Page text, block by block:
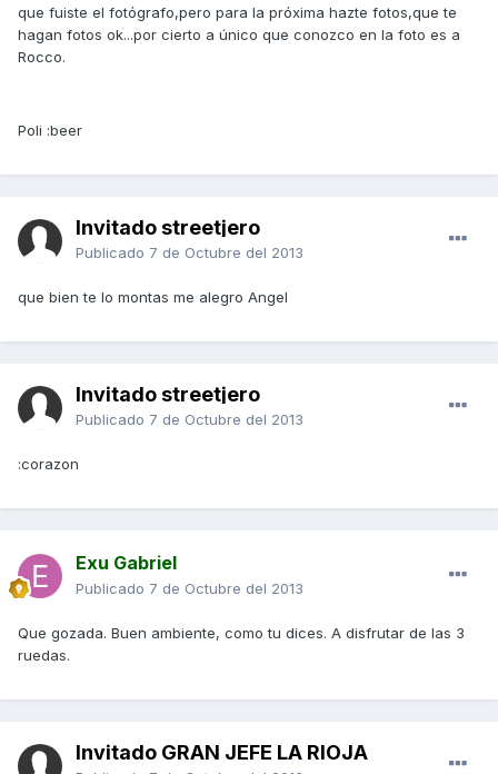
que fuiste el fotógrafo,pero para la próxima hazte fotos,que te
hagan fotos ok...por cierto a único que conozco en la foto es a
Rocco.
Poli :beer
Invitado streetjero
Publicado 7 de Octubre del 2013
que bien te lo montas me alegro Angel
Invitado streetjero
Publicado 7 de Octubre del 2013
:corazon
Exu Gabriel
Publicado 7 de Octubre del 2013
Que gozada. Buen ambiente, como tu dices. A disfrutar de las 3
ruedas.
Invitado GRAN JEFE LA RIOJA